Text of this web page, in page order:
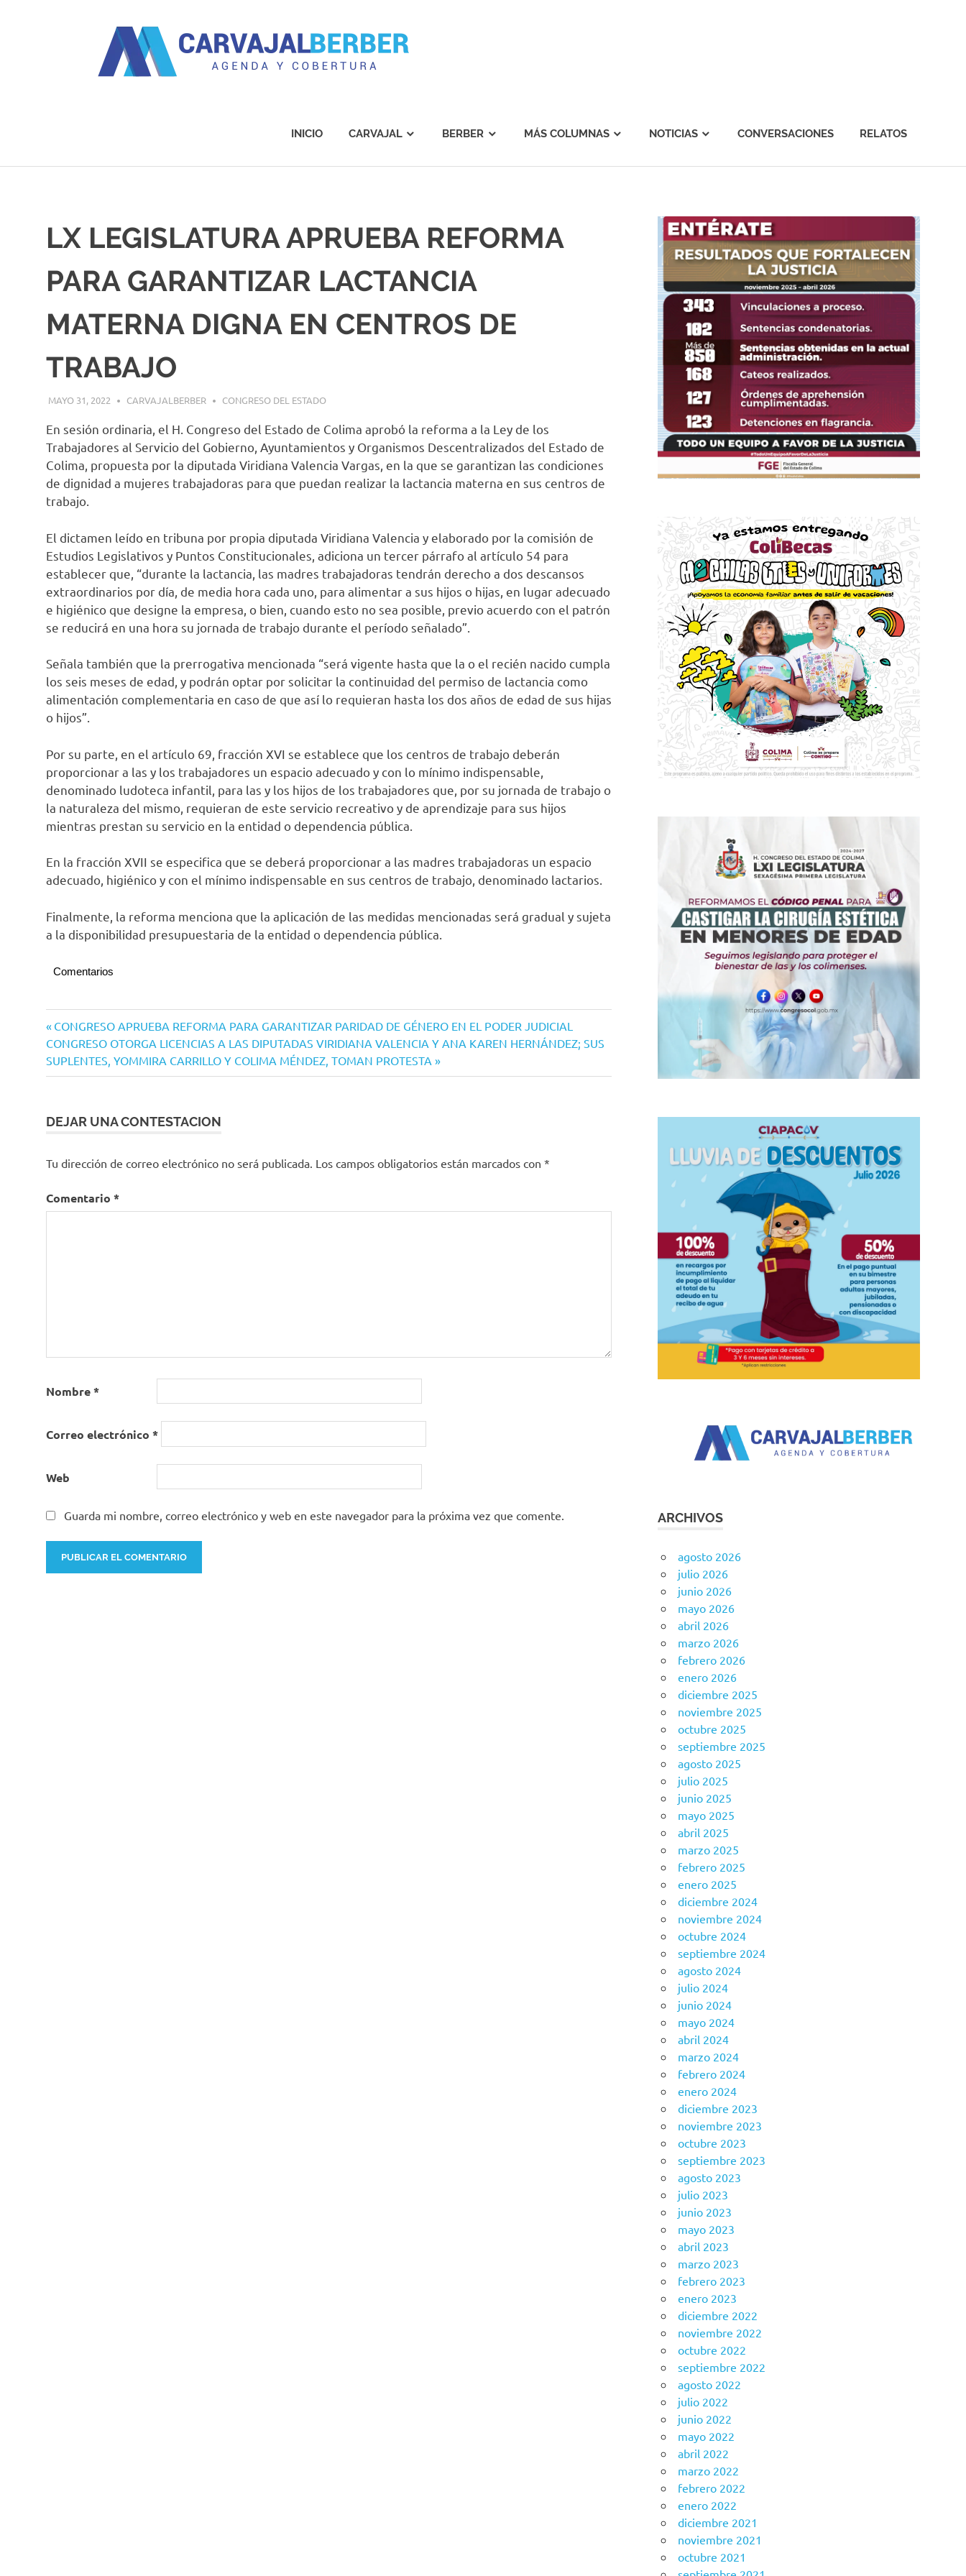
INICIO CARVAJAL BERBER MÁS COLUMNAS NOTICIAS CONVERSACIONES RELATOS
LX LEGISLATURA APRUEBA REFORMA
PARA GARANTIZAR LACTANCIA
MATERNA DIGNA EN CENTROS DE
TRABAJO
MAYO 31, 2022 CARVAJALBERBER CONGRESO DEL ESTADO
En sesión ordinaria, el H. Congreso del Estado de Colima aprobó la reforma a la Ley de los
Trabajadores al Servicio del Gobierno, Ayuntamientos y Organismos Descentralizados del Estado de
Colima, propuesta por la diputada Viridiana Valencia Vargas, en la que se garantizan las condiciones
de dignidad a mujeres trabajadoras para que puedan realizar la lactancia materna en sus centros de
trabajo.
El dictamen leído en tribuna por propia diputada Viridiana Valencia y elaborado por la comisión de
Estudios Legislativos y Puntos Constitucionales, adiciona un tercer párrafo al artículo 54 para
establecer que, “durante la lactancia, las madres trabajadoras tendrán derecho a dos descansos
extraordinarios por día, de media hora cada uno, para alimentar a sus hijos o hijas, en lugar adecuado
e higiénico que designe la empresa, o bien, cuando esto no sea posible, previo acuerdo con el patrón
se reducirá en una hora su jornada de trabajo durante el período señalado”.
Señala también que la prerrogativa mencionada “será vigente hasta que la o el recién nacido cumpla
los seis meses de edad, y podrán optar por solicitar la continuidad del permiso de lactancia como
alimentación complementaria en caso de que así lo requieran hasta los dos años de edad de sus hijas
o hijos”.
Por su parte, en el artículo 69, fracción XVI se establece que los centros de trabajo deberán
proporcionar a las y los trabajadores un espacio adecuado y con lo mínimo indispensable,
denominado ludoteca infantil, para las y los hijos de los trabajadores que, por su jornada de trabajo o
la naturaleza del mismo, requieran de este servicio recreativo y de aprendizaje para sus hijos
mientras prestan su servicio en la entidad o dependencia pública.
En la fracción XVII se especifica que se deberá proporcionar a las madres trabajadoras un espacio
adecuado, higiénico y con el mínimo indispensable en sus centros de trabajo, denominado lactarios.
Finalmente, la reforma menciona que la aplicación de las medidas mencionadas será gradual y sujeta
a la disponibilidad presupuestaria de la entidad o dependencia pública.
Comentarios
Navegación
de
entradas
Entrada
anterior:
CONGRESO APRUEBA REFORMA PARA GARANTIZAR PARIDAD DE GÉNERO EN EL PODER JUDICIAL
Siguiente
entrada:
CONGRESO OTORGA LICENCIAS A LAS DIPUTADAS VIRIDIANA VALENCIA Y ANA KAREN HERNÁNDEZ; SUS
SUPLENTES, YOMMIRA CARRILLO Y COLIMA MÉNDEZ, TOMAN PROTESTA
DEJAR UNA CONTESTACION
Tu dirección de correo electrónico no será publicada. Los campos obligatorios están marcados con *
Comentario *
Nombre*
Correo electrónico *
Web
Guarda mi nombre, correo electrónico y web en este navegador para la próxima vez que comente. ARCHIVOS
agosto 2026
julio 2026
junio 2026
mayo 2026
abril 2026
marzo 2026
febrero 2026
enero 2026
diciembre 2025
noviembre 2025
octubre 2025
septiembre 2025
agosto 2025
julio 2025
junio 2025
mayo 2025
abril 2025
marzo 2025
febrero 2025
enero 2025
diciembre 2024
noviembre 2024
octubre 2024
septiembre 2024
agosto 2024
julio 2024
junio 2024
mayo 2024
abril 2024
marzo 2024
febrero 2024
enero 2024
diciembre 2023
noviembre 2023
octubre 2023
septiembre 2023
agosto 2023
julio 2023
junio 2023
mayo 2023
abril 2023
marzo 2023
febrero 2023
enero 2023
diciembre 2022
noviembre 2022
octubre 2022
septiembre 2022
agosto 2022
julio 2022
junio 2022
mayo 2022
abril 2022
marzo 2022
febrero 2022
enero 2022
diciembre 2021
noviembre 2021
octubre 2021